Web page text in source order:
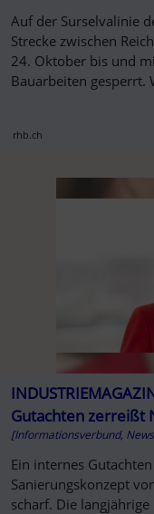
Auf der Surselvalinie
Strecke zwischen
24. Oktober bis und
Bauarbeiten gesperrt.
rhb.ch
Gutachten zerreißt
[Informationsverbund,
Ein internes
Sanierungskonzept
scharf. Die